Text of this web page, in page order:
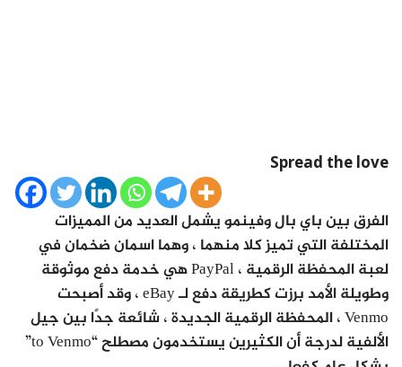
Spread the love
الفرق بين باي بال وفينمو يشمل العديد من المميزات
المختلفة التي تميز كلا منهما ، وهما اسمان ضخمان في
لعبة المحفظة الرقمية ، PayPal هي خدمة دفع موثوقة
وطويلة الأمد برزت كطريقة دفع لـ eBay ، وقد أصبحت
Venmo ، المحفظة الرقمية الجديدة ، شائعة جدًا بين جيل
الألفية لدرجة أن الكثيرين يستخدمون مصطلح “to Venmo”